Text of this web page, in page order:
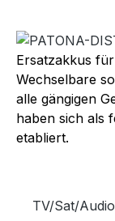
Ersatzakkus
Wechselbare
alle gängigen
haben sich als
etabliert.
TV/Sat/Audio